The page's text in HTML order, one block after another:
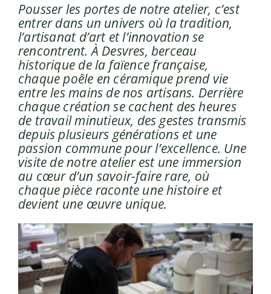
Pousser les portes de notre atelier, c’est
entrer dans un univers où la tradition,
l’artisanat d’art et l’innovation se
rencontrent. À Desvres, berceau
historique de la faïence française,
chaque poêle en céramique prend vie
entre les mains de nos artisans. Derrière
chaque création se cachent des heures
de travail minutieux, des gestes transmis
depuis plusieurs générations et une
passion commune pour l’excellence. Une
visite de notre atelier est une immersion
au cœur d’un savoir-faire rare, où
chaque pièce raconte une histoire et
devient une œuvre unique.